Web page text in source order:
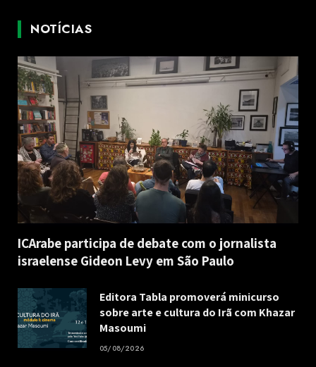
NOTÍCIAS
ICArabe participa de debate com o jornalista
israelense Gideon Levy em São Paulo
Editora Tabla promoverá minicurso
sobre arte e cultura do Irã com Khazar
Masoumi
05/08/2026